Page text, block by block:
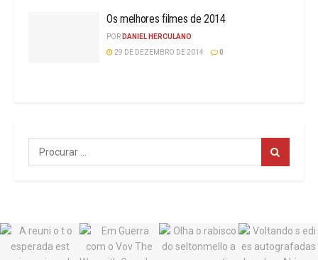
Os melhores filmes de 2014
POR DANIEL HERCULANO
29 DE DEZEMBRO DE 2014
0